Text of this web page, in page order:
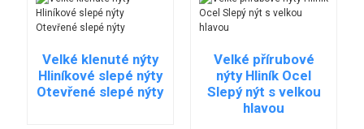
Velké klenuté nýty
Hliníkové slepé nýty
Otevřené slepé nýty
Velké přírubové
nýty Hliník Ocel
Slepý nýt s velkou
hlavou